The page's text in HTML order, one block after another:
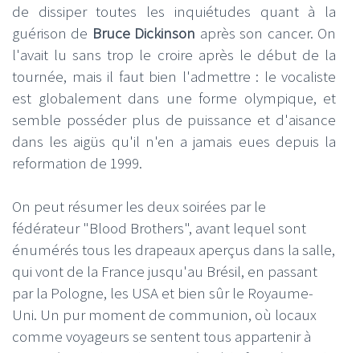
de dissiper toutes les inquiétudes quant à la
guérison de Bruce Dickinson après son cancer. On
l'avait lu sans trop le croire après le début de la
tournée, mais il faut bien l'admettre : le vocaliste
est globalement dans une forme olympique, et
semble posséder plus de puissance et d'aisance
dans les aigüs qu'il n'en a jamais eues depuis la
reformation de 1999.
On peut résumer les deux soirées par le
fédérateur "Blood Brothers", avant lequel sont
énumérés tous les drapeaux aperçus dans la salle,
qui vont de la France jusqu'au Brésil, en passant
par la Pologne, les USA et bien sûr le Royaume-
Uni. Un pur moment de communion, où locaux
comme voyageurs se sentent tous appartenir à